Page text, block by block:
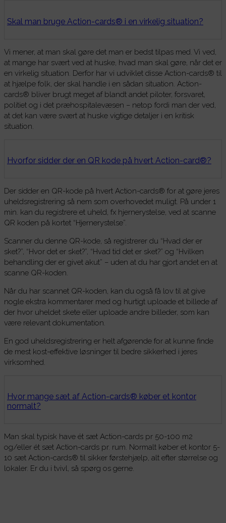
Skal man bruge Action-cards® i en virkelig situation?
Vi mener, at man skal gøre det man er bedst tilpas med. Vi ved,
at mange har svært ved at huske, hvad man skal gøre, når det er
en virkelig situation. Derfor har vi udviklet disse Action-cards® til
at hjælpe folk, der skal handle i en sådan situation. Action-
cards® bliver brugt meget af blandt andet piloter, forsvaret,
politiet og i det præhospitalevæsen – netop fordi man der ved,
at det kan være svært at huske vigtige detaljer i en kritisk
situation.
Hvorfor sidder der en QR kode på hvert Action-card®?
Der sidder en QR-kode på hvert Action-cards® for at gøre jeres
uheldsregistrering så nem som overhovedet muligt. På under 1
min. kan du registrere et uheld, fx hjernerystelse, ved at scanne
QR koden på kortet “Hjernerystelse”.
Scanner du denne QR-kode, så registrerer du “Hvad der er
sket?”, “Hvor det er sket?”, “Hvad tid det er sket?” og “Hvilken
behandling der er givet akut” – uden at du har gjort andet en at
scanne QR-koden.
Når du har scannet QR-koden, kan du også få lov til at give
nogle ekstra kommentarer med og hurtigt uploade et billede af
der hvor uheldet skete eller uploade andre billeder, som kan
være relevant dokumentation.
En god uheldsregistrering er helt afgørende for at kunne finde
de mest kost-effektive løsninger til bedre sikkerhed i jeres
virksomhed.
Hvor mange sæt af Action-cards® køber et kontor
normalt?
Man skal typisk have ét sæt Action-cards pr 50-100 m2
og/eller ét sæt Action-cards pr. rum. Normalt køber et kontor 5-
10 sæt Action-cards® til sikker førstehjælp, alt efter størrelse og
lokaler. Er du i tvivl, så spørg os gerne.